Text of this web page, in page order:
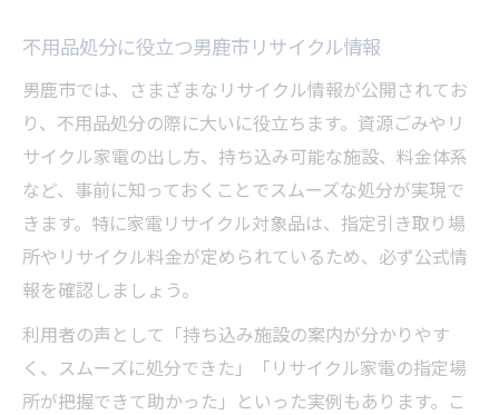
不用品処分に役立つ男鹿市リサイクル情報
男鹿市では、さまざまなリサイクル情報が公開されてお
り、不用品処分の際に大いに役立ちます。資源ごみやリ
サイクル家電の出し方、持ち込み可能な施設、料金体系
など、事前に知っておくことでスムーズな処分が実現で
きます。特に家電リサイクル対象品は、指定引き取り場
所やリサイクル料金が定められているため、必ず公式情
報を確認しましょう。
利用者の声として「持ち込み施設の案内が分かりやす
く、スムーズに処分できた」「リサイクル家電の指定場
所が把握できて助かった」といった実例もあります。こ